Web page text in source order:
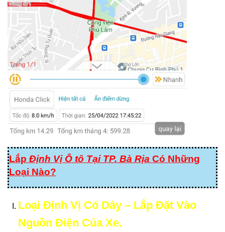
Lắp Định Vị Ô tô Tại TP. Bà Rịa Có Những
Loại Nào?
Loại Định Vị Có Dây – Lắp Đặt Vào
Nguồn Điện Của Xe.